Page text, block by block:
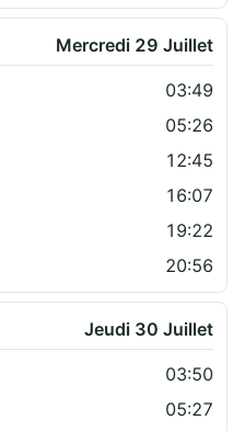
Mercredi 29 Juillet
03:49
05:26
12:45
16:07
19:22
20:56
Jeudi 30 Juillet
03:50
05:27